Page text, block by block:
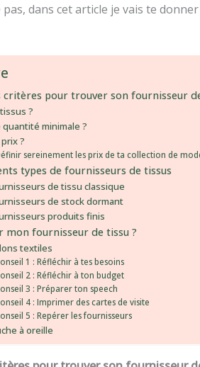
pas, dans cet article je vais te
critères pour trouver son fournisseur
?
quantité minimale ?
?
sereinement les prix de ta collection de
types de fournisseurs de tissus
de tissu classique
de stock dormant
produits finis
mon fournisseur de tissu ?
textiles
1 : Réfléchir à tes besoins
2 : Réfléchir à ton budget
3 : Préparer ton speech
4 : Imprimer des cartes de visite
5 : Repérer les fournisseurs
à oreille